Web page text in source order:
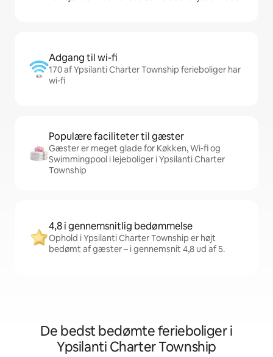
Adgang til wi-fi
170 af Ypsilanti Charter Township ferieboliger har
wi-fi
Populære faciliteter til gæster
Gæster er meget glade for Køkken, Wi-fi og
Swimmingpool i lejeboliger i Ypsilanti Charter
Township
4,8 i gennemsnitlig bedømmelse
Ophold i Ypsilanti Charter Township er højt
bedømt af gæster – i gennemsnit 4,8 ud af 5.
De bedst bedømte ferieboliger i
Ypsilanti Charter Township